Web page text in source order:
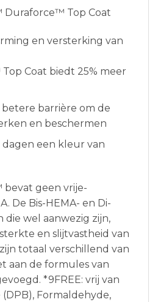
Duraforce™ Top Coat
en versterking van
Top Coat biedt 25% meer
barrière om de
en beschermen
dagen een kleur van
bevat geen vrije-
De Bis-HEMA- en Di-
die wel aanwezig zijn,
en slijtvastheid van
totaal verschillend van
aan de formules van
*9FREE: vrij van
Formaldehyde,